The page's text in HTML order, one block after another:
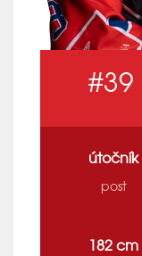
#39
útočník
post
182 cm